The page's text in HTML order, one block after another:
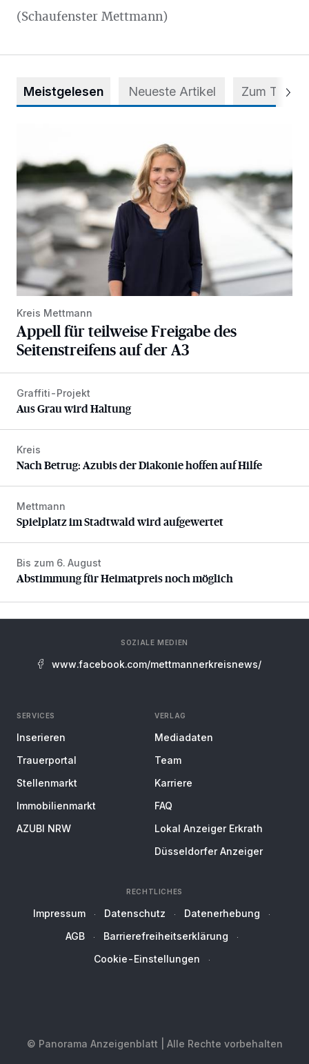
(Schaufenster Mettmann)
Meistgelesen Neueste Artikel Zum Thema
Kreis Mettmann
Appell für teilweise Freigabe des
Seitenstreifens auf der A3
Aus Grau wird Haltung
Graffiti-Projekt
Aus Grau wird Haltung
Nach Betrug: Azubis der Diakonie hoffen auf Hilfe
Kreis
Nach Betrug: Azubis der Diakonie hoffen auf Hilfe
Spielplatz im Stadtwald wird aufgewertet
Mettmann
Spielplatz im Stadtwald wird aufgewertet
Abstimmung für Heimatpreis noch möglich
Bis zum 6. August
Abstimmung für Heimatpreis noch möglich
SOZIALE MEDIEN
www.facebook.com/mettmannerkreisnews/
SERVICES
Inserieren
Trauerportal
Stellenmarkt
Immobilienmarkt
AZUBI NRW
VERLAG
Mediadaten
Team
Karriere
FAQ
Lokal Anzeiger Erkrath
Düsseldorfer Anzeiger
RECHTLICHES
Impressum Datenschutz
Datenerhebung
AGB
Barrierefreiheitserklärung
Cookie-Einstellungen
© Panorama Anzeigenblatt | Alle Rechte vorbehalten